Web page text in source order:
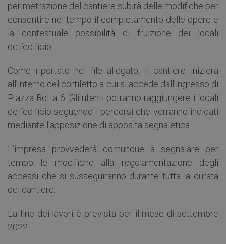
perimetrazione del cantiere subirà delle modifiche per
consentire nel tempo il completamento delle opere e
la contestuale possibilità di fruizione dei locali
dell’edificio.
Come riportato nel file allegato, il cantiere inizierà
all’interno del cortiletto a cui si accede dall’ingresso di
Piazza Botta 6. Gli utenti potranno raggiungere i locali
dell’edificio seguendo i percorsi che verranno indicati
mediante l’apposizione di apposita segnaletica.
L’impresa provvederà comunque a segnalare per
tempo le modifiche alla regolamentazione degli
accessi che si susseguiranno durante tutta la durata
del cantiere.
La fine dei lavori è prevista per il mese di settembre
2022.